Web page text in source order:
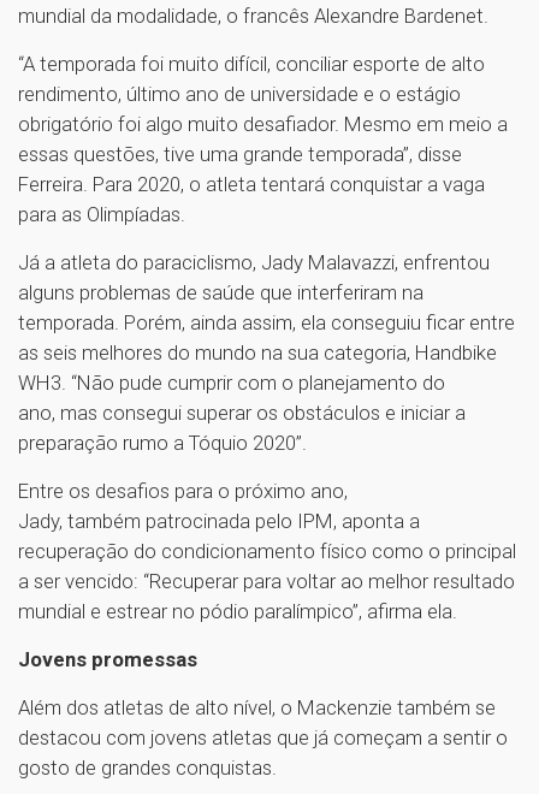
mundial da modalidade, o francês Alexandre Bardenet.
“A temporada foi muito difícil, conciliar esporte de alto
rendimento, último ano de universidade e o estágio
obrigatório foi algo muito desafiador. Mesmo em meio a
essas questões, tive uma grande temporada”, disse
Ferreira. Para 2020, o atleta tentará conquistar a vaga
para as Olimpíadas.
Já a atleta do paraciclismo, Jady Malavazzi, enfrentou
alguns problemas de saúde que interferiram na
temporada. Porém, ainda assim, ela conseguiu ficar entre
as seis melhores do mundo na sua categoria, Handbike
WH3. “Não pude cumprir com o planejamento do
ano, mas consegui superar os obstáculos e iniciar a
preparação rumo a Tóquio 2020”.
Entre os desafios para o próximo ano,
Jady, também patrocinada pelo IPM, aponta a
recuperação do condicionamento físico como o principal
a ser vencido: “Recuperar para voltar ao melhor resultado
mundial e estrear no pódio paralímpico”, afirma ela.
Jovens promessas
Além dos atletas de alto nível, o Mackenzie também se
destacou com jovens atletas que já começam a sentir o
gosto de grandes conquistas.